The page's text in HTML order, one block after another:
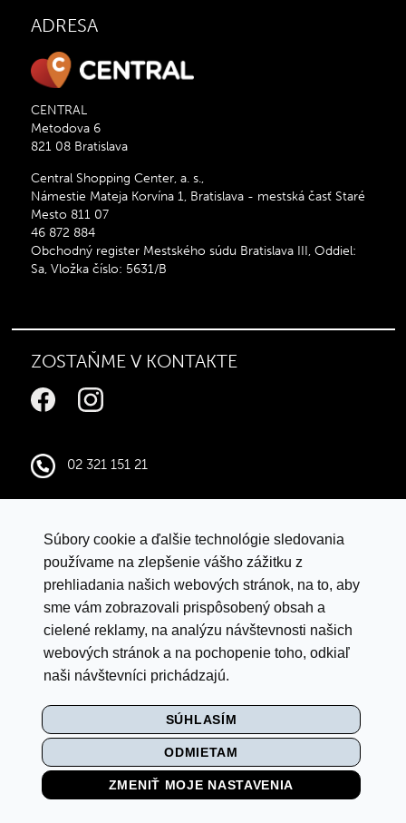
Súbory cookie a ďalšie technológie sledovania
používame na zlepšenie vášho zážitku z
prehliadania našich webových stránok, na to, aby
sme vám zobrazovali prispôsobený obsah a
cielené reklamy, na analýzu návštevnosti našich
webových stránok a na pochopenie toho, odkiaľ
naši návštevníci prichádzajú.
SÚHLASÍM
ODMIETAM
ZMENIŤ MOJE NASTAVENIA
ADRESA
CENTRAL
Metodova 6
821 08 Bratislava
Central Shopping Center, a. s.,
Námestie Mateja Korvína 1, Bratislava - mestská časť Staré
Mesto 811 07
46 872 884
Obchodný register Mestského súdu Bratislava III, Oddiel:
Sa, Vložka číslo: 5631/B
ZOSTAŇME V KONTAKTE
02 321 151 21
Google mapy
VYHLÁSENIE O OCHRANE ÚDAJOV
LETNÁ SÚŤAŽ S ISTYLE
MULTI
NASTAVENIE COOKIES